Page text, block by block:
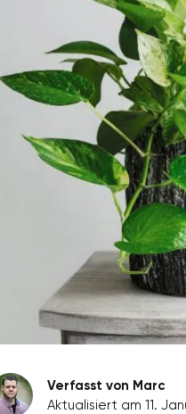
Verfasst von Marc
Aktualisiert am 11.